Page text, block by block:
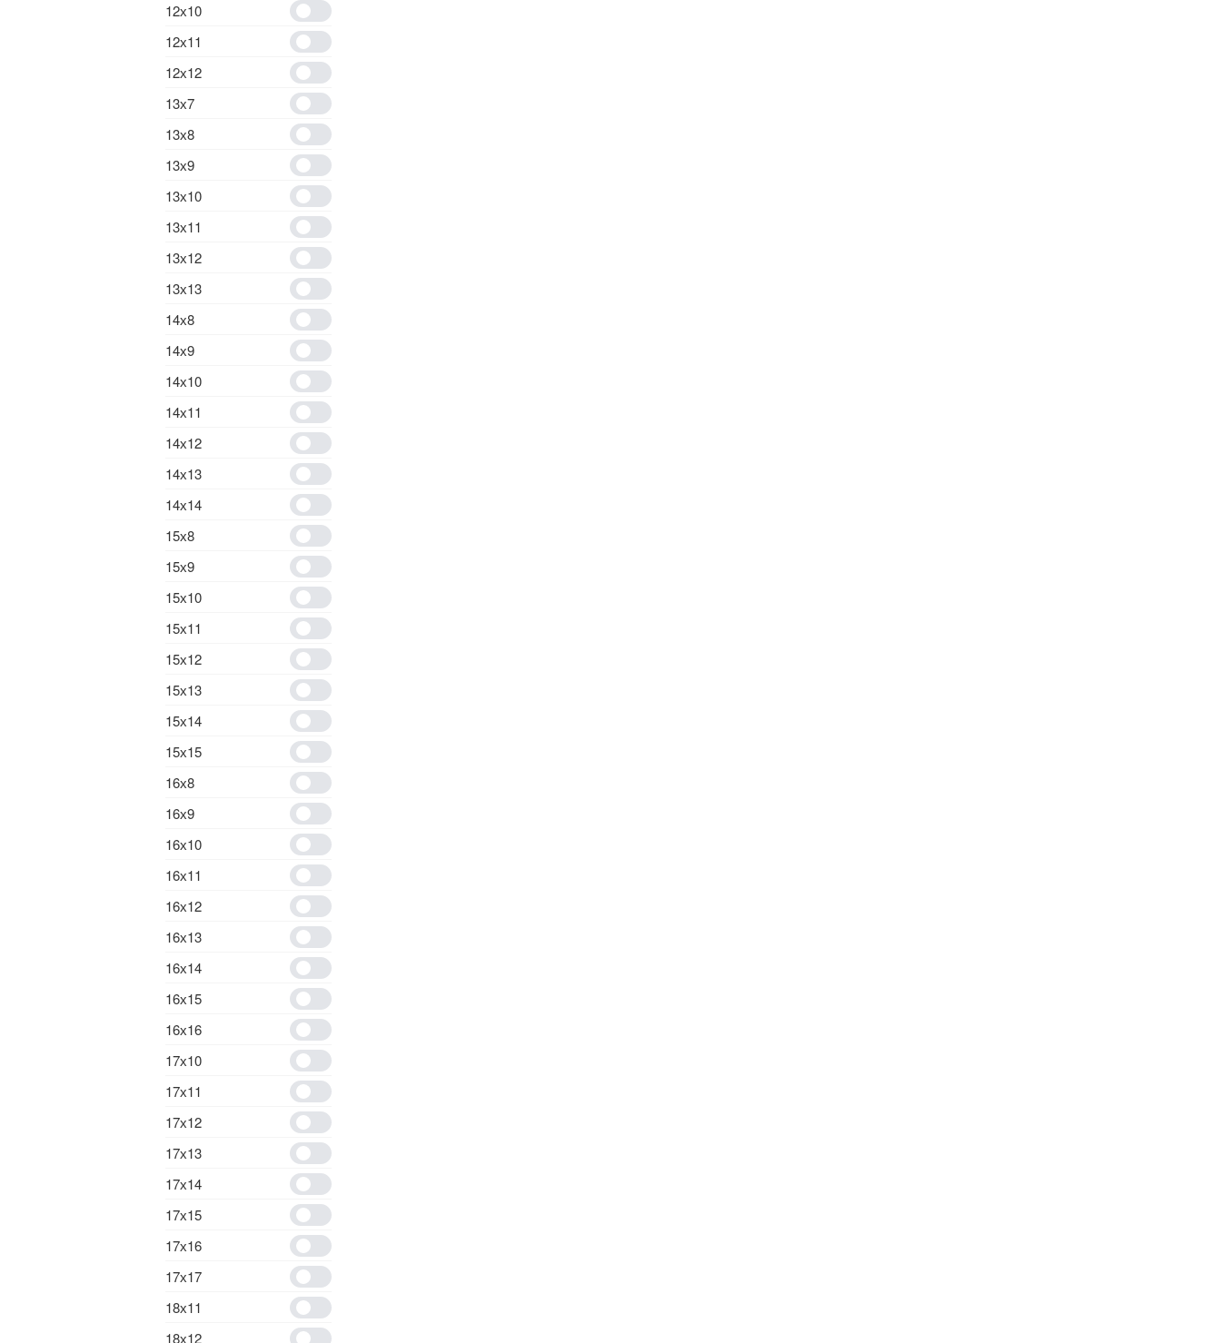
12х10
12х11
12х12
13х7
13х8
13х9
13х10
13х11
13х12
13х13
14х8
14х9
14х10
14х11
14х12
14х13
14х14
15х8
15х9
15х10
15х11
15х12
15х13
15х14
15х15
16х8
16х9
16х10
16х11
16х12
16х13
16х14
16х15
16х16
17х10
17х11
17х12
17х13
17х14
17х15
17х16
17х17
18х11
18х12